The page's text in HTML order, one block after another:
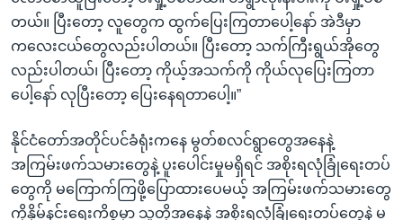
တယ်။ ပြီးတော့ လူတွေက ထွက်ပြေးကြတာပေါ့နော် အဲဒီမှာ
ကလေးငယ်တွေလည်းပါတယ်။ ပြီးတော့ သက်ကြီးရွယ်အိုတွေ
လည်းပါတယ်၊ ပြီးတော့ ကိုယ့်အသက်ကို ကိုယ်လုပြေးကြတာ
ပေါ့နော် လုပြီးတော့ ပြေးနေရတာပေါ့။”
နိုင်ငံတော်အတိုင်ပင်ခံရုံးကနေ မွတ်စလင်ရွာတွေအနေနဲ့
အကြမ်းဖက်သမားတွေနဲ့ ပူးပေါင်းမှုမရှိရင် အစိုးရလုံခြုံရေးတပ်
တွေကို မကြောက်ကြဖို့ပြောထားပေမယ့် အကြမ်းဖက်သမားတွေ
ကိုနှိမ်နင်းရေးကိစ္စမှာ သူတို့အနေနဲ့ အစိုးရလုံခြုံရေးတပ်တွေနဲ့ မ